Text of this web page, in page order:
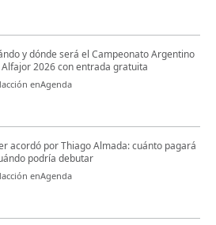
y dónde será el Campeonato Argentino
2026 con entrada gratuita
enAgenda
acordó por Thiago Almada: cuánto pagará
podría debutar
enAgenda